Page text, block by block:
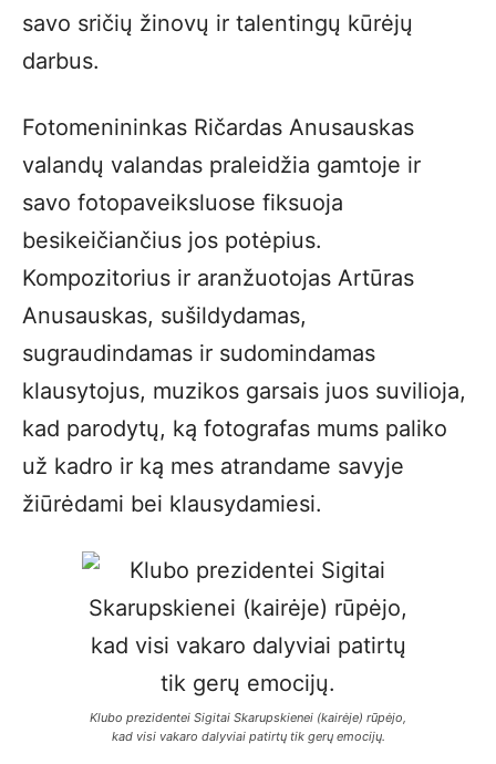
savo sričių žinovų ir talentingų kūrėjų
darbus.
Fotomenininkas Ričardas Anusauskas
valandų valandas praleidžia gamtoje ir
savo fotopaveiksluose fiksuoja
besikeičiančius jos potėpius.
Kompozitorius ir aranžuotojas Artūras
Anusauskas, sušildydamas,
sugraudindamas ir sudomindamas
klausytojus, muzikos garsais juos suvilioja,
kad parodytų, ką fotografas mums paliko
už kadro ir ką mes atrandame savyje
žiūrėdami bei klausydamiesi.
Klubo prezidentei Sigitai Skarupskienei (kairėje) rūpėjo,
kad visi vakaro dalyviai patirtų tik gerų emocijų.